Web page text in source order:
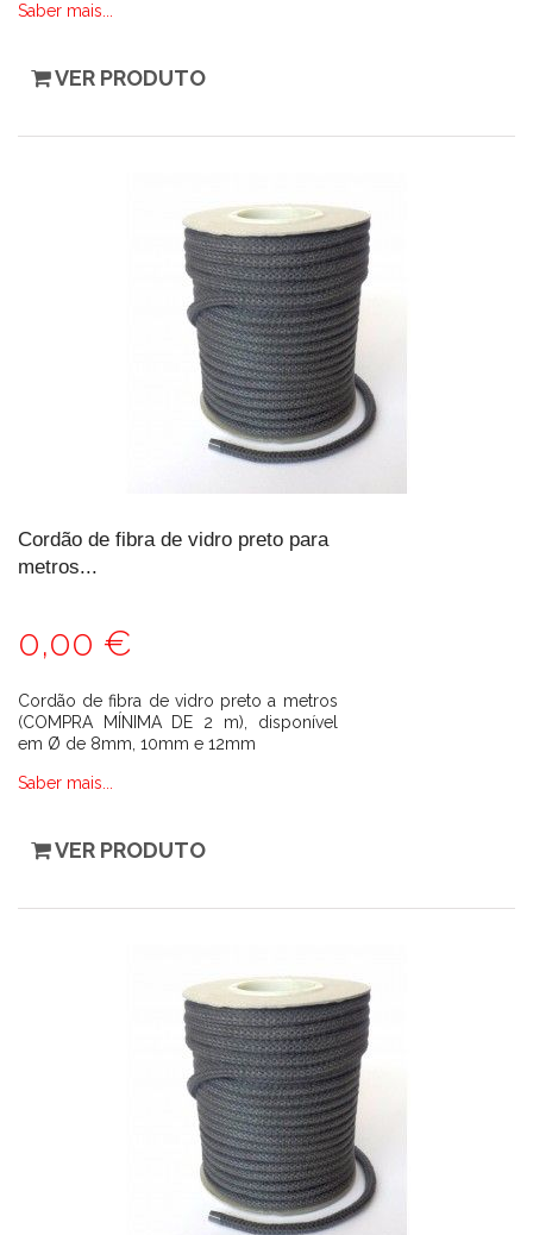
Saber mais...
VER PRODUTO
Cordão de fibra de vidro preto para
metros...
0,00 €
Cordão de fibra de vidro preto a metros
(COMPRA MÍNIMA DE 2 m), disponível
em Ø de 8mm, 10mm e 12mm
Saber mais...
VER PRODUTO